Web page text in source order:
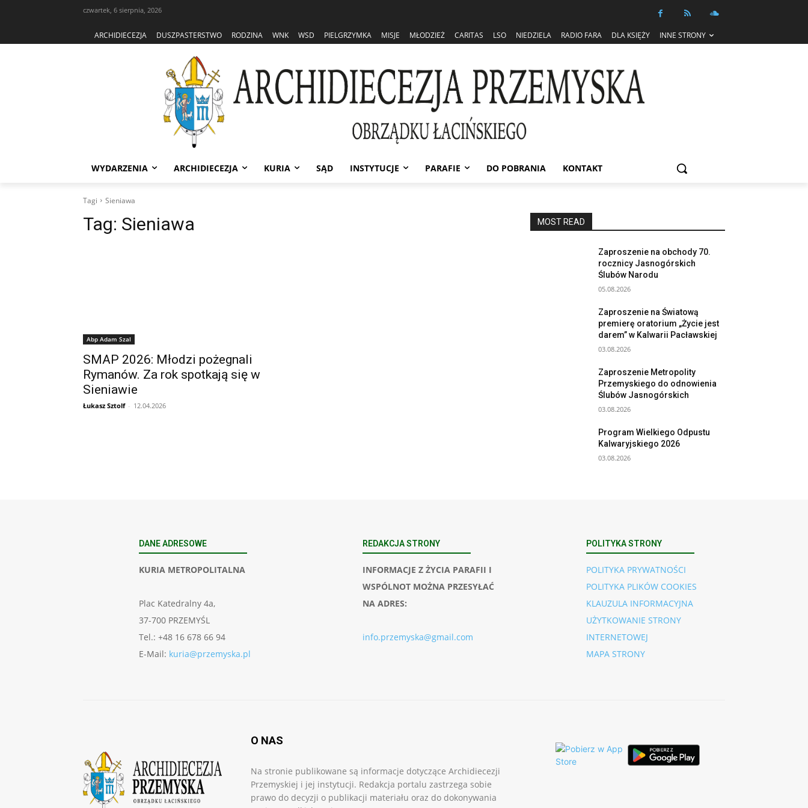
czwartek, 6 sierpnia, 2026
ARCHIDIECEZJA DUSZPASTERSTWO RODZINA WNK WSD PIELGRZYMKA MISJE MŁODZIEŻ CARITAS LSO NIEDZIELA RADIO FARA DLA KSIĘŻY INNE STRONY
WYDARZENIA ARCHIDIECEZJA KURIA SĄD INSTYTUCJE PARAFIE DO POBRANIA KONTAKT
Tagi Sieniawa
Tag: Sieniawa
Abp Adam Szal
SMAP 2026: Młodzi pożegnali
Rymanów. Za rok spotkają się w
Sieniawie
Łukasz Sztolf - 12.04.2026
MOST READ
Zaproszenie na obchody 70.
rocznicy Jasnogórskich
Ślubów Narodu
05.08.2026
Zaproszenie na Światową
premierę oratorium „Życie jest
darem” w Kalwarii Pacławskiej
03.08.2026
Zaproszenie Metropolity
Przemyskiego do odnowienia
Ślubów Jasnogórskich
03.08.2026
Program Wielkiego Odpustu
Kalwaryjskiego 2026
03.08.2026
DANE ADRESOWE
KURIA METROPOLITALNA
Plac Katedralny 4a,
37-700 PRZEMYŚL
Tel.: +48 16 678 66 94
E-Mail: kuria@przemyska.pl
REDAKCJA STRONY
INFORMACJE Z ŻYCIA PARAFII I
WSPÓLNOT MOŻNA PRZESYŁAĆ
NA ADRES:
info.przemyska@gmail.com
POLITYKA STRONY
POLITYKA PRYWATNOŚCI
POLITYKA PLIKÓW COOKIES
KLAUZULA INFORMACYJNA
UŻYTKOWANIE STRONY
INTERNETOWEJ
MAPA STRONY
O NAS
Na stronie publikowane są informacje dotyczące Archidiecezji
Przemyskiej i jej instytucji. Redakcja portalu zastrzega sobie
prawo do decyzji o publikacji materiału oraz do dokonywania